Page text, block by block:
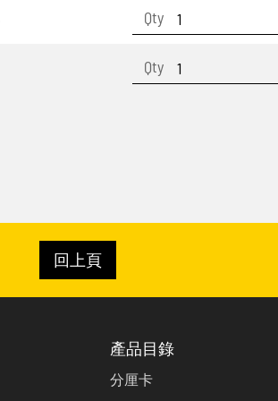
回上頁
產品目錄
分厘卡